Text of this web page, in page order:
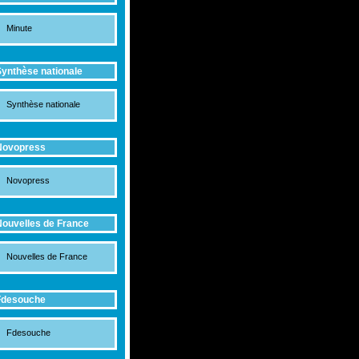
Minute
nationale
Synthèse nationale
Novopress
de France
Nouvelles de France
Fdesouche